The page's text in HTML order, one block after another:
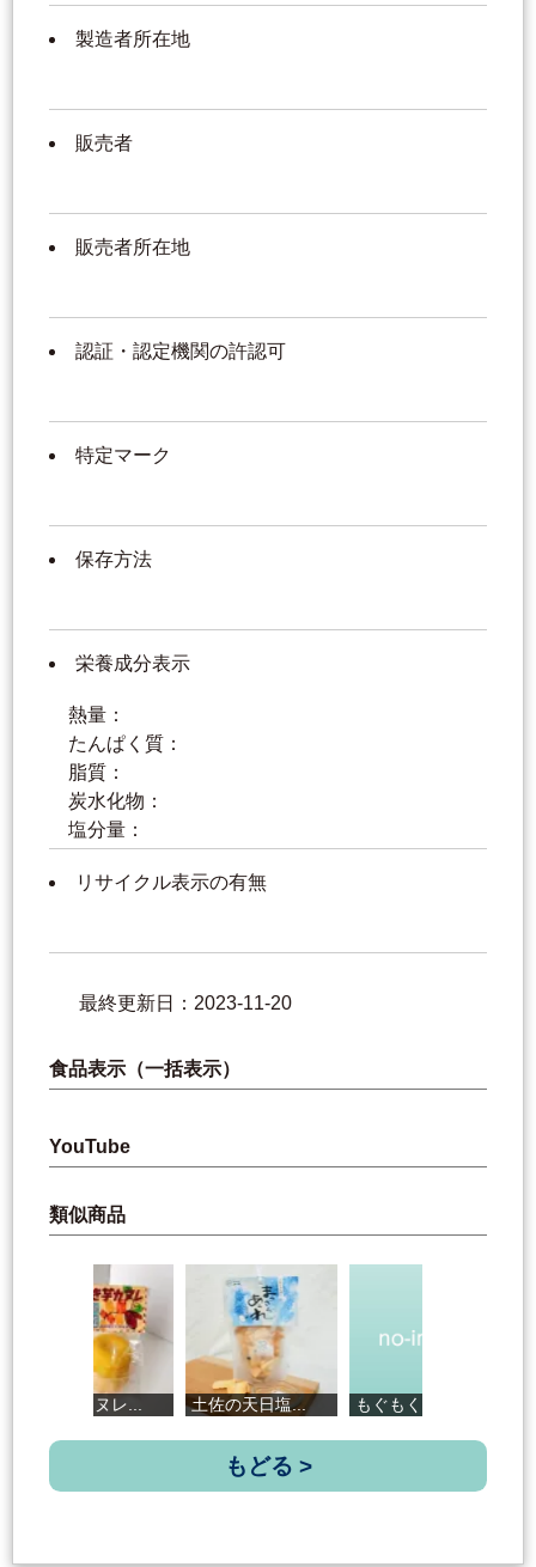
製造者所在地
販売者
販売者所在地
認証・認定機関の許認可
特定マーク
保存方法
栄養成分表示
熱量：
たんぱく質：
脂質：
炭水化物：
塩分量：
リサイクル表示の有無
最終更新日：2023-11-20
食品表示（一括表示）
YouTube
類似商品
焼き芋カヌレ... 土佐の天日塩... もぐもくドリ...
もどる >